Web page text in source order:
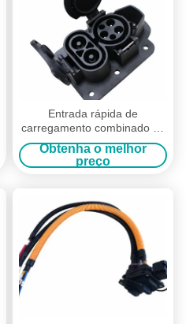
Entrada rápida de
carregamento combinado do
conector do carregador da
C.C. do soquete da C.C.
200A CCS 1 EV
Obtenha o melhor
preço